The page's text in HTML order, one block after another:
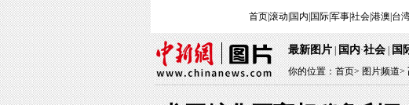
首页|滚动 国内 国际|军事|社会|港澳 台
最新图片 | 国内·社会 | 国
你的位置：首页> 图片频道>